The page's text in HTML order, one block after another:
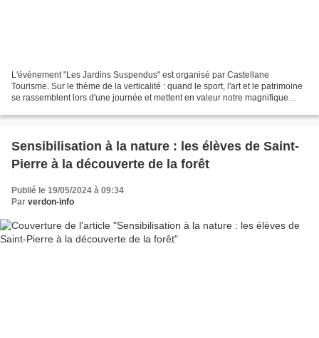
L'évènement "Les Jardins Suspendus" est organisé par Castellane
Tourisme. Sur le thème de la verticalité : quand le sport, l'art et le patrimoine
se rassemblent lors d'une journée et mettent en valeur notre magnifique
Sensibilisation à la nature : les élèves de Saint-
Pierre à la découverte de la forêt
Publié le 19/05/2024 à 09:34
Par verdon-info